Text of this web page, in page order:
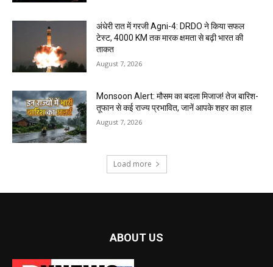
अंधेरी रात में गरजी Agni-4: DRDO ने किया सफल
टेस्ट, 4000 KM तक मारक क्षमता से बढ़ी भारत की
ताकत
August 7, 2026
Monsoon Alert: मौसम का बदला मिजाज! तेज बारिश-
तूफान से कई राज्य प्रभावित, जानें आपके शहर का हाल
August 7, 2026
Load more
ABOUT US